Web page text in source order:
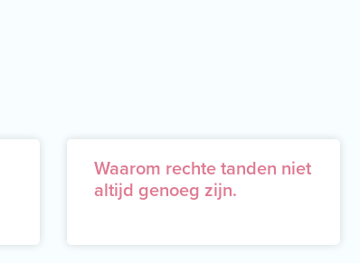
Waarom rechte tanden niet
altijd genoeg zijn.